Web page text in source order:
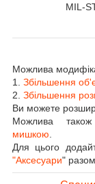
MIL-
Можлива
1. Збільшення
2. Збільшення
Ви можете
Можлива
мишкою
Для цього
"Аксесуари"